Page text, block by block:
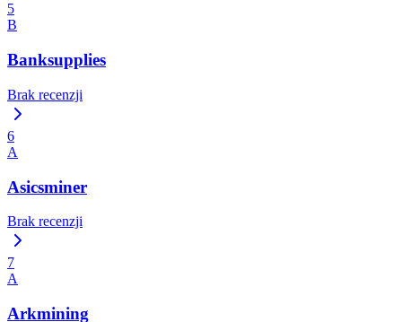
5
B
Banksupplies
Brak recenzji
6
A
Asicsminer
Brak recenzji
7
A
Arkmining